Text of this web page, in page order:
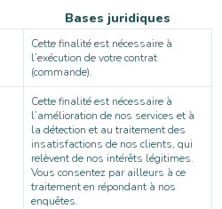
Bases juridiques
Cette finalité est nécessaire à
l’exécution de votre contrat
(commande).
Cette finalité est nécessaire à
l’amélioration de nos services et à
la détection et au traitement des
insatisfactions de nos clients, qui
relèvent de nos intérêts légitimes.
Vous consentez par ailleurs à ce
traitement en répondant à nos
enquêtes.